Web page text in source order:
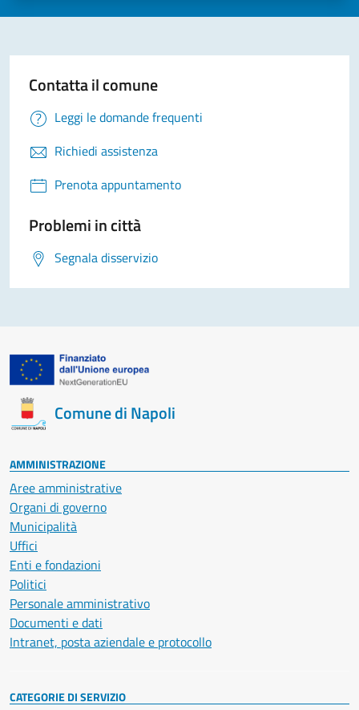
Contatta il comune
Leggi le domande frequenti
Richiedi assistenza
Prenota appuntamento
Problemi in città
Segnala disservizio
Comune di Napoli
AMMINISTRAZIONE
Aree amministrative
Organi di governo
Municipalità
Uffici
Enti e fondazioni
Politici
Personale amministrativo
Documenti e dati
Intranet, posta aziendale e protocollo
CATEGORIE DI SERVIZIO